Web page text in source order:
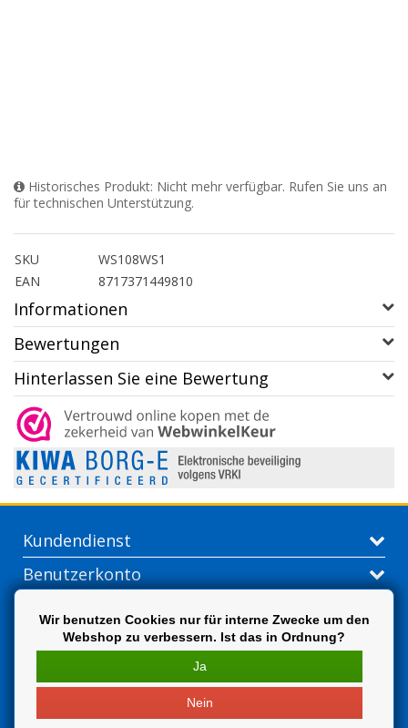
Historisches Produkt: Nicht mehr verfügbar. Rufen Sie uns an
für technischen Unterstützung.
SKU
WS108WS1
EAN
8717371449810
Informationen
Bewertungen
Hinterlassen Sie eine Bewertung
Kundendienst
Benutzerkonto
Extra
Wir benutzen Cookies nur für interne Zwecke um den
Webshop zu verbessern. Ist das in Ordnung?
Ja
Nein